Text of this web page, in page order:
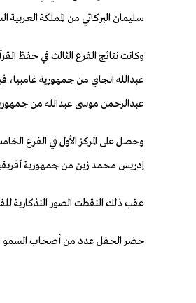
سليمان البركاتي من المملكة
وكانت نتائج الفرع الثالث في حفظ
عبدالله انجاي من جمهورية غامبيا،
عبدالرحمن موسى عبدالله من
وحصل على المركز الأول في الفرع
إدريس محمد زين من جمهورية أفريقيا
عقب ذلك التقطت الصور التذكارية
حضر الحفل عدد من أصحاب السمو